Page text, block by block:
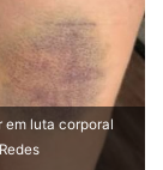
em luta corporal